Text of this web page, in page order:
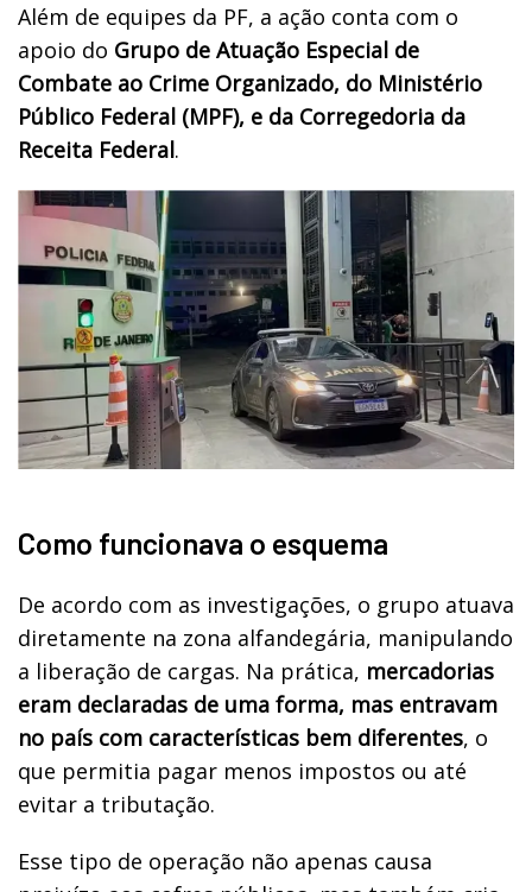
Além de equipes da PF, a ação conta com o
apoio do Grupo de Atuação Especial de
Combate ao Crime Organizado, do Ministério
Público Federal (MPF), e da Corregedoria da
Receita Federal.
Como funcionava o esquema
De acordo com as investigações, o grupo atuava
diretamente na zona alfandegária, manipulando
a liberação de cargas. Na prática, mercadorias
eram declaradas de uma forma, mas entravam
no país com características bem diferentes, o
que permitia pagar menos impostos ou até
evitar a tributação.
Esse tipo de operação não apenas causa